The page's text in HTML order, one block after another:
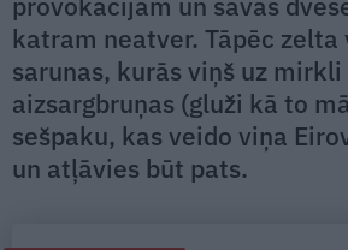
katram neatver. Tāpēc
sarunas, kurās viņš uz
aizsargbruņas (gluži kā to
sešpaku, kas veido viņa
un atļāvies būt pats.